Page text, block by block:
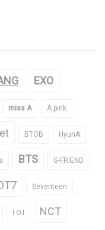
EXO
miss A A pink
BTOB HyunA
BTS G-FRIEND
Seventeen
I.O.I NCT